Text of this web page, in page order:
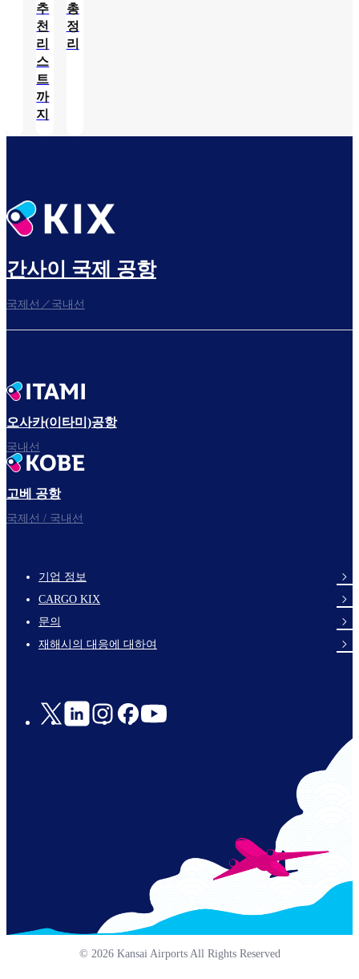
추
천
리
스
트
까
지
총
정
리
간사이 국제 공항
국제선／국내선
오사카(이타미)공항
국내선
고베 공항
국제선 / 국내선
footer-
links-
en-
기업 정보
CARGO KIX
문의
재해시의 대응에 대하여
Social
© 2026 Kansai Airports All Rights Reserved